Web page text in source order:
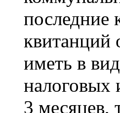
последние
квитанций
иметь в
налоговых
3 месяцев,